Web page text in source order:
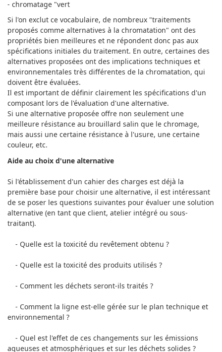
- chromatage "vert
Si l'on exclut ce vocabulaire, de nombreux "traitements
proposés comme alternatives à la chromatation" ont des
propriétés bien meilleures et ne répondent donc pas aux
spécifications initiales du traitement. En outre, certaines des
alternatives proposées ont des implications techniques et
environnementales très différentes de la chromatation, qui
doivent être évaluées.
Il est important de définir clairement les spécifications d'un
composant lors de l'évaluation d'une alternative.
Si une alternative proposée offre non seulement une
meilleure résistance au brouillard salin que le chromage,
mais aussi une certaine résistance à l'usure, une certaine
couleur, etc.
Aide au choix d'une alternative
Si l'établissement d'un cahier des charges est déjà la
première base pour choisir une alternative, il est intéressant
de se poser les questions suivantes pour évaluer une solution
alternative (en tant que client, atelier intégré ou sous-
traitant).
- Quelle est la toxicité du revêtement obtenu ?
- Quelle est la toxicité des produits utilisés ?
- Comment les déchets seront-ils traités ?
- Comment la ligne est-elle gérée sur le plan technique et
environnemental ?
- Quel est l'effet de ces changements sur les émissions
aqueuses et atmosphériques et sur les déchets solides ?